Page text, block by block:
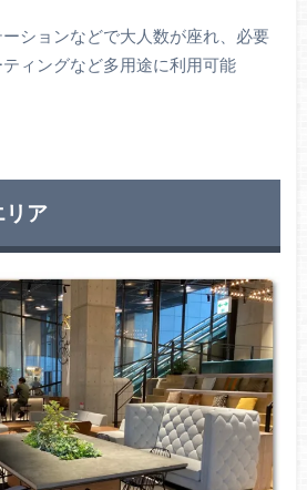
ションなどで大人数が座れ、必要
ィングなど多用途に利用可能
リア